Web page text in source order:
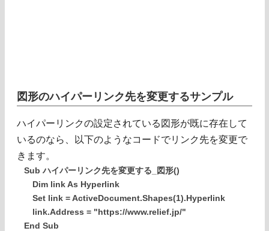
図形のハイパーリンク先を変更するサンプル
ハイパーリンクの設定されている図形が既に存在して
いるのなら、以下のようなコードでリンク先を変更で
きます。
Sub ハイパーリンク先を変更する_図形()
Dim link As Hyperlink
Set link = ActiveDocument.Shapes(1).Hyperlink
link.Address = "https://www.relief.jp/"
End Sub